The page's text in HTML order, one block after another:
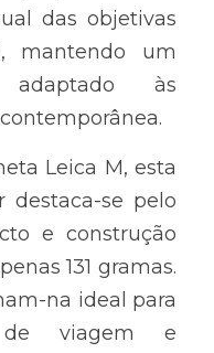
das objetivas
mantendo um
adaptado às
Leica M, esta
destaca-se pelo
e construção
131 gramas.
na ideal para
viagem e